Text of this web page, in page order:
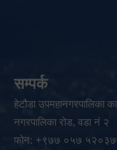
सम्पर्क
हेटौडा उपमहानगरपालिका
नगरपालिका रोड, वडा नं २
फोन: +९७७ ०५७